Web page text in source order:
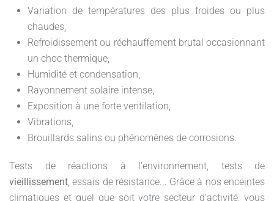
Variation de températures des plus froides ou plus
chaudes,
Refroidissement ou réchauffement brutal occasionnant
un choc thermique,
Humidité et condensation,
Rayonnement solaire intense,
Exposition à une forte ventilation,
Vibrations,
Brouillards salins ou phénomènes de corrosions.
Tests de réactions à l'environnement, tests de
vieillissement, essais de résistance... Grâce à nos enceintes
climatiques et quel que soit votre secteur d'activité, vous